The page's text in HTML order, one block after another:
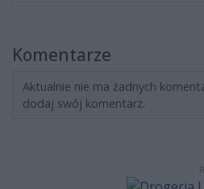
Komentarze
Aktualnie nie ma żadnych
dodaj swój komentarz.